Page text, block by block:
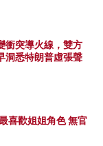
衝突導火線，雙方
洞悉特朗普虛張聲
喜歡姐姐角色 無官